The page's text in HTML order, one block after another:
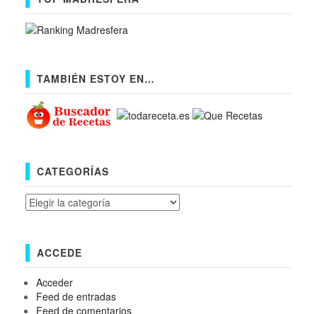
TAMBIÉN ESTOY EN…
CATEGORÍAS
Categorías
ACCEDE
Acceder
Feed de entradas
Feed de comentarios